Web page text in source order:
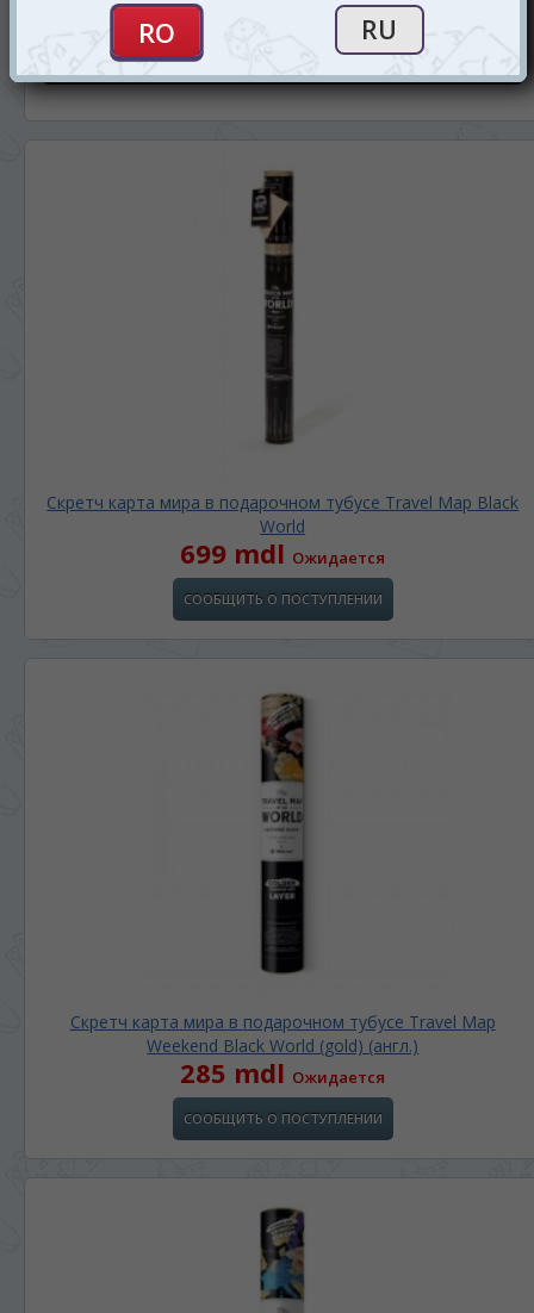
495 mdl
Скретч карта мира в подарочном тубусе Travel Map Black
World
699 mdl Ожидается
СООБЩИТЬ О ПОСТУПЛЕНИИ
Скретч карта мира в подарочном тубусе Travel Map
Weekend Black World (gold) (англ.)
285 mdl Ожидается
СООБЩИТЬ О ПОСТУПЛЕНИИ